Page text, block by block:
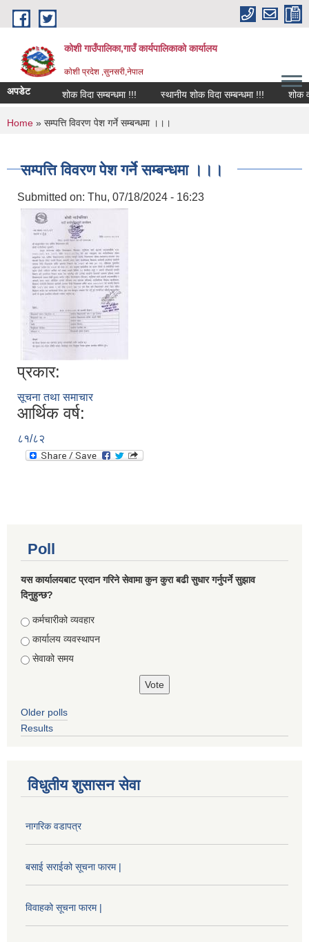
Skip to main content
कोशी गाउँपालिका,गाउँ कार्यपालिकाको कार्यालय
काेशी प्रदेश ,सुनसरी,नेपाल
अपडेट शोक विदा सम्बन्धमा !!! स्थानीय शोक विदा सम्बन्धमा !!! शोक
You are here
Home » सम्पत्ति विवरण पेश गर्ने सम्बन्धमा ।।।
सम्पत्ति विवरण पेश गर्ने सम्बन्धमा ।।।
Submitted on: Thu, 07/18/2024 - 16:23
प्रकार:
सूचना तथा समाचार
आर्थिक वर्ष:
८१/८२
Poll
यस कार्यालयबाट प्रदान गरिने सेवामा कुन कुरा बढी सुधार गर्नुपर्ने सुझाव
दिनुहुन्छ?
Choices
कर्मचारीको व्यवहार
कार्यालय व्यवस्थापन
सेवाको समय
Older polls
Results
विधुतीय शुसासन सेवा
नागरिक वडापत्र
बसाई सराईको सूचना फारम |
विवाहको सूचना फारम |